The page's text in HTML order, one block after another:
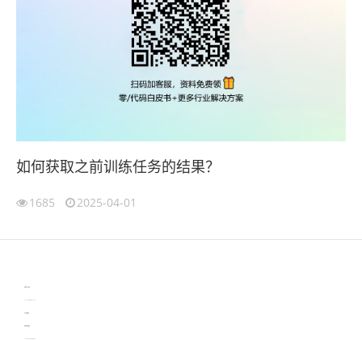
如何获取之前训练任务的结果？
1685 2025-04-01